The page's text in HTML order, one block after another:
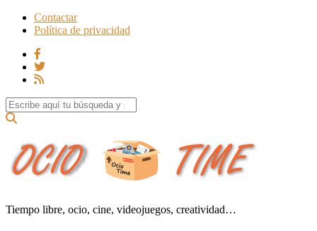
Contactar
Política de privacidad
Search for:
Tiempo libre, ocio, cine, videojuegos, creatividad…